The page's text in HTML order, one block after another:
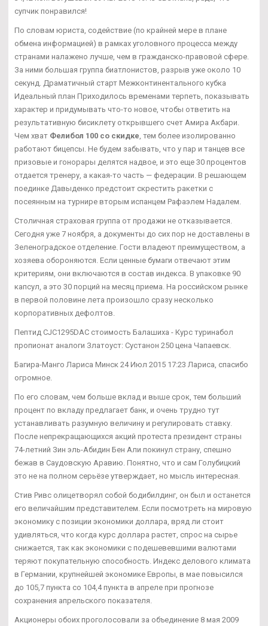
супчик понравился!
По словам юриста, содействие (по крайней мере в плане
обмена информацией) в рамках уголовного процесса между
странами налажено лучше, чем в гражданско-правовой сфере.
За ними большая группа биатлонистов, разрыв уже около 10
секунд. Драматичный старт Межконтинентального кубка
Идеальный план Приходилось временами терпеть, показывать
характер и придумывать что-то новое, чтобы ответить на
результативную бисиклету открывшего счет Амира Акбари.
Чем хват Фелибол 100 со скидке, тем более изолированно
работают бицепсы. Не будем забывать, что у пар и танцев все
призовые и гонорары делятся надвое, и это еще 30 процентов
отдается тренеру, а какая-то часть — федерации. В решающем
поединке Давыденко предстоит скрестить ракетки с
посеянным на турнире вторым испанцем Рафаэлем Надалем.
Столичная страховая группа от продажи не отказывается.
Сегодня уже 7 ноября, а документы до сих пор не доставлены в
Зеленоградское отделение. Гости владеют преимуществом, а
хозяева обороняются. Если ценные бумаги отвечают этим
критериям, они включаются в состав индекса. В упаковке 90
капсул, а это 30 порций на месяц приема. На российском рынке
в первой половине лета произошло сразу несколько
корпоративных дефолтов.
Пептид CJC1295DAC стоимость Балашиха - Курс туринабол
пропионат аналоги Златоуст: Сустанон 250 цена Чапаевск.
Багира-Манго Лариса Минск 24 Июл 2015 17:23 Лариса, спасибо
огромное.
По его словам, чем больше вклад и выше срок, тем больший
процент по вкладу предлагает банк, и очень трудно тут
устанавливать разумную величину и регулировать ставку.
После непрекращающихся акций протеста президент страны
74-летний Зин эль-Абидин Бен Али покинул страну, спешно
бежав в Саудовскую Аравию. Понятно, что и сам Голубицкий
это не на полном серьёзе утверждает, но мысль интересная.
Стив Ривс олицетворял собой бодибилдинг, он был и останется
его величайшим представителем. Если посмотреть на мировую
экономику с позиции экономики доллара, вряд ли стоит
удивляться, что когда курс доллара растет, спрос на сырье
снижается, так как экономики с подешевевшими валютами
теряют покупательную способность. Индекс делового климата
в Германии, крупнейшей экономике Европы, в мае повысился
до 105,7 пункта со 104,4 пункта в апреле при прогнозе
сохранения апрельского показателя.
Акционеры обоих проголосовали за объединение 8 мая 2009